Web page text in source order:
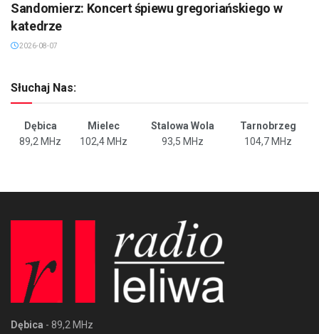
Sandomierz: Koncert śpiewu gregoriańskiego w
katedrze
2026-08-07
Słuchaj Nas:
Dębica Mielec Stalowa Wola
Tarnobrzeg
89,2 MHz
102,4 MHz 93,5 MHz 104,7 MHz
Dębica - 89,2 MHz